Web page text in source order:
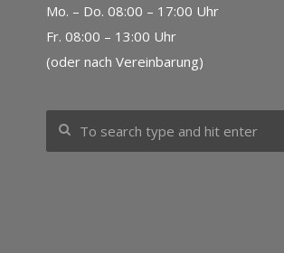
Mo. – Do. 08:00 – 17:00 Uhr
Fr. 08:00 – 13:00 Uhr
(oder nach Vereinbarung)